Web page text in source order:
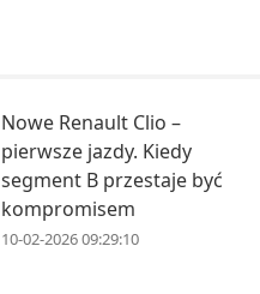
Nowe Renault Clio –
pierwsze jazdy. Kiedy
segment B przestaje być
kompromisem
10-02-2026 09:29:10